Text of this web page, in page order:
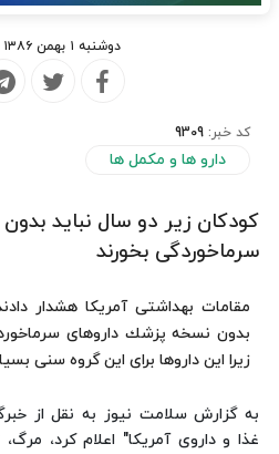
دوشنبه ۱ بهمن ۱۳۸۶ - ۰۰:۰۰
کد خبر: 9309
دارو ها و مکمل ها
كودكان زیر دو سال نباید
سرماخوردگی بخورند
مقامات بهداشتی آمریكا هشدار
بدون نسخه پزشك داروهای
زیرا این داروها برای این گروه سنی
به گزارش سلامت نیوز به نقل از
غذا و داروی آمریكا" اعلام كرد،